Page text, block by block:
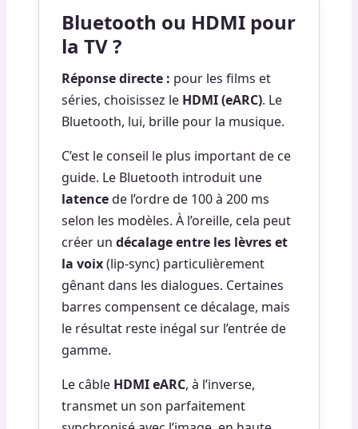
Bluetooth ou HDMI pour
la TV ?
Réponse directe : pour les films et
séries, choisissez le HDMI (eARC). Le
Bluetooth, lui, brille pour la musique.
C’est le conseil le plus important de ce
guide. Le Bluetooth introduit une
latencede l’ordre de 100 à 200 ms
selon les modèles. À l’oreille, cela peut
créer un décalage entre les lèvres et
la voix(lip-sync) particulièrement
gênant dans les dialogues. Certaines
barres compensent ce décalage, mais
le résultat reste inégal sur l’entrée de
gamme.
Le câble HDMI eARC, à l’inverse,
transmet un son parfaitement